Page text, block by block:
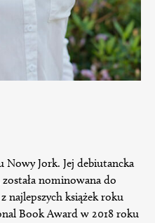
Nowy Jork. Jej debiutancka
nominowana do
najlepszych książek roku
Book Award w 2018 roku